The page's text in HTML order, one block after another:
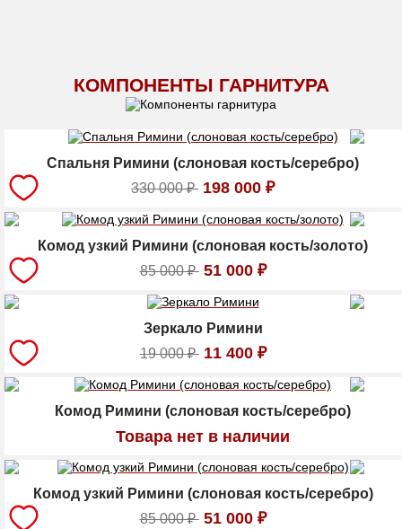
КОМПОНЕНТЫ ГАРНИТУРА
Спальня Римини (слоновая кость/серебро)
330 000₽ 198 000 ₽
Комод узкий Римини (слоновая кость/золото)
85 000₽ 51 000 ₽
Зеркало Римини
19 000₽ 11 400 ₽
Комод Римини (слоновая кость/серебро)
Товара нет в наличии
Комод узкий Римини (слоновая кость/серебро)
85 000₽ 51 000 ₽